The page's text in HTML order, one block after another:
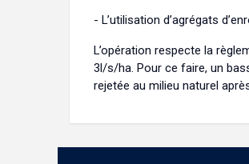
- L’utilisation d’agrégats
L’opération respecte la
3l/s/ha. Pour ce faire, un
rejetée au milieu naturel